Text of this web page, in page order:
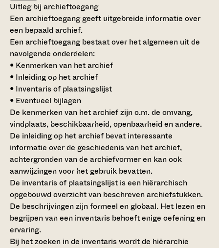
Uitleg bij archieftoegang
Een archieftoegang geeft uitgebreide informatie over
een bepaald archief.
Een archieftoegang bestaat over het algemeen uit de
navolgende onderdelen:
• Kenmerken van het archief
• Inleiding op het archief
• Inventaris of plaatsingslijst
• Eventueel bijlagen
De kenmerken van het archief zijn o.m. de omvang,
vindplaats, beschikbaarheid, openbaarheid en andere.
De inleiding op het archief bevat interessante
informatie over de geschiedenis van het archief,
achtergronden van de archiefvormer en kan ook
aanwijzingen voor het gebruik bevatten.
De inventaris of plaatsingslijst is een hiërarchisch
opgebouwd overzicht van beschreven archiefstukken.
De beschrijvingen zijn formeel en globaal. Het lezen en
begrijpen van een inventaris behoeft enige oefening en
ervaring.
Bij het zoeken in de inventaris wordt de hiërarchie